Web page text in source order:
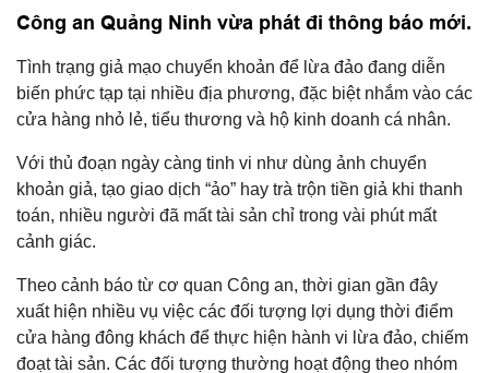
Công an Quảng Ninh vừa phát đi thông báo mới.
Tình trạng giả mạo chuyển khoản để lừa đảo đang diễn
biến phức tạp tại nhiều địa phương, đặc biệt nhắm vào các
cửa hàng nhỏ lẻ, tiểu thương và hộ kinh doanh cá nhân.
Với thủ đoạn ngày càng tinh vi như dùng ảnh chuyển
khoản giả, tạo giao dịch “ảo” hay trà trộn tiền giả khi thanh
toán, nhiều người đã mất tài sản chỉ trong vài phút mất
cảnh giác.
Theo cảnh báo từ cơ quan Công an, thời gian gần đây
xuất hiện nhiều vụ việc các đối tượng lợi dụng thời điểm
cửa hàng đông khách để thực hiện hành vi lừa đảo, chiếm
đoạt tài sản. Các đối tượng thường hoạt động theo nhóm